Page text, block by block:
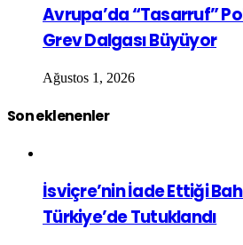
Avrupa’da “Tasarruf”
Grev Dalgası Büyüyor
Ağustos 1, 2026
Son eklenenler
İsviçre’nin İade Ettiği
Türkiye’de Tutuklandı